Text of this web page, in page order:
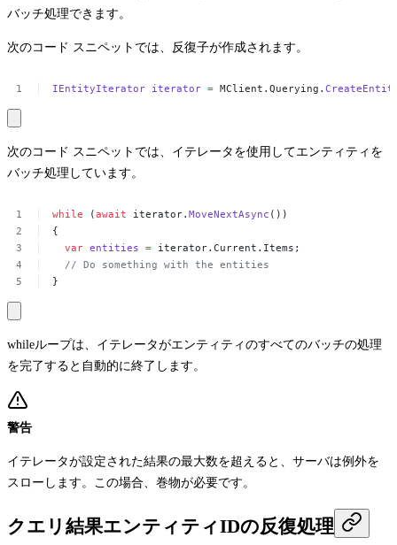
バッチ処理できます。
次のコード スニペットでは、反復子が作成されます。
IEntityIterator iterator = MClient.Querying.
次のコード スニペットでは、イテレータを使用してエンティティを
バッチ処理しています。
while (await iterator.MoveNextAsync ())
{
var entities = iterator.Current.Items;
// Do something with the entities
}
whileループは、イテレータがエンティティのすべてのバッチの処理
を完了すると自動的に終了します。
警告
イテレータが設定された結果の最大数を超えると、サーバは例外を
スローします。この場合、巻物が必要です。
クエリ結果エンティティIDの反復処理